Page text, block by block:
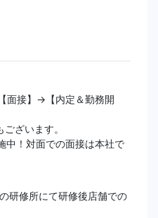
面接】→【内定＆勤務開
ざいます。
中！対面での面接は本社で
研修所にて研修後店舗での